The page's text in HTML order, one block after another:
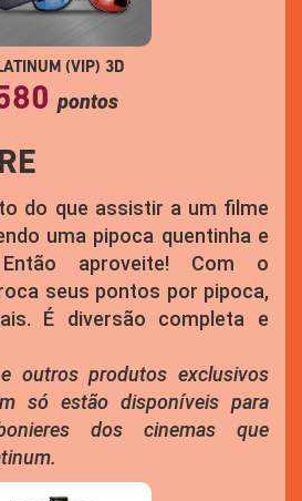
(VIP) 3D
pontos
do que assistir a um filme
uma pipoca quentinha e
aproveite! Com o
seus pontos por pipoca,
É diversão completa e
outros produtos exclusivos
só estão disponíveis para
dos cinemas que